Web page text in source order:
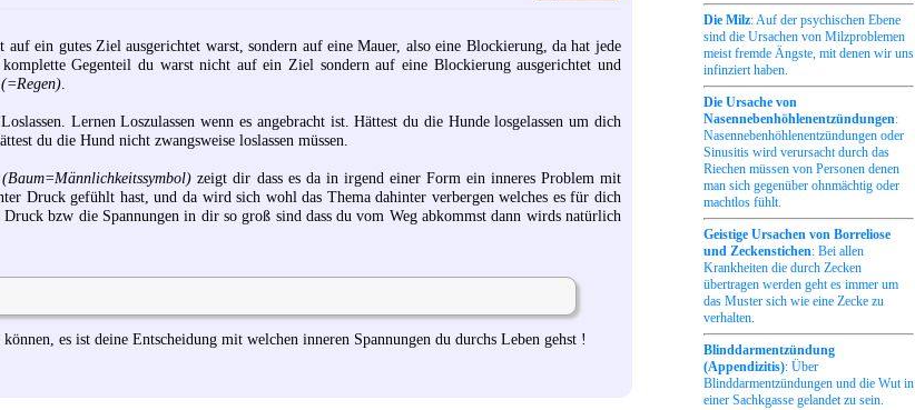
ein gutes Ziel ausgerichtet warst, sondern auf eine Mauer, also eine Blockierung, da hat jede
Gegenteil du warst nicht auf ein Ziel sondern auf eine Blockierung ausgerichtet und
(=Regen)
Lernen Loszulassen wenn es angebracht ist. Hättest du die Hunde losgelassen um dich
du die Hund nicht zwangsweise loslassen müssen.
(Baum=Männlichkeitssymbol) zeigt dir dass es da in irgend einer Form ein inneres Problem mit
Druck gefühlt hast, und da wird sich wohl das Thema dahinter verbergen welches es für dich
bzw die Spannungen in dir so groß sind dass du vom Weg abkommst dann wirds natürlich
es ist deine Entscheidung mit welchen inneren Spannungen du durchs Leben gehst !
Die Milz: Auf der psychischen Ebene
sind die Ursachen von Milzproblemen
meist fremde Ängste, mit denen wir uns
infinziert haben.
Die Ursache von
Nasennebenhöhlenentzündungen:
Nasennebenhöhlenentzündungen oder
Sinusitis wird verursacht durch das
Riechen müssen von Personen denen
man sich gegenüber ohnmächtig oder
machtlos fühlt.
Geistige Ursachen von Borreliose
und Zeckenstichen: Bei allen
Krankheiten die durch Zecken
übertragen werden geht es immer um
das Muster sich wie eine Zecke zu
verhalten.
Blinddarmentzündung
(Appendizitis): Über
Blinddarmentzündungen und die Wut in
einer Sachkgasse gelandet zu sein.